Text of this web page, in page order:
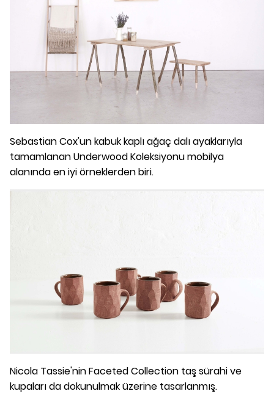
Sebastian Cox'un kabuk kaplı ağaç dalı ayaklarıyla
tamamlanan Underwood Koleksiyonu mobilya
alanında en iyi örneklerden biri.
Nicola Tassie'nin Faceted Collection taş sürahi ve
kupaları da dokunulmak üzerine tasarlanmış.